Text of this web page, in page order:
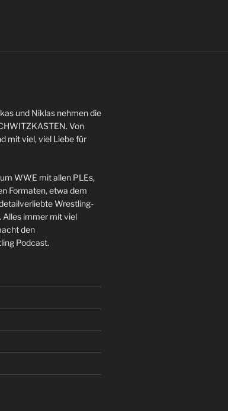
und Niklas nehmen die
Von
mit viel, viel Liebe für
WWE mit allen PLEs,
Formaten, etwa dem
Wrestling-
Alles immer mit viel
den
Podcast.